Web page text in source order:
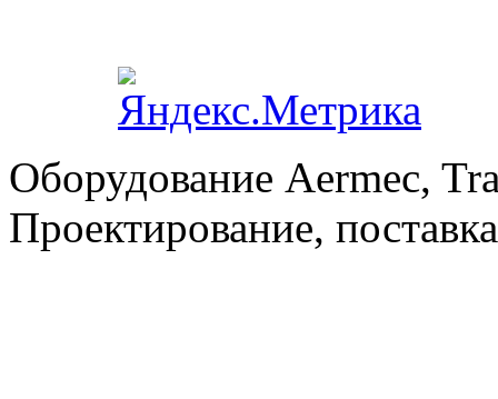
Оборудование Aermec,
Проектирование,